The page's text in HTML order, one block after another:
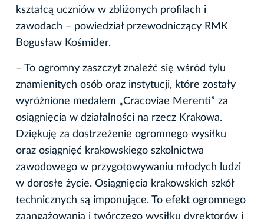
kształcą uczniów w zbliżonych profilach i
zawodach – powiedział przewodniczący RMK
Bogusław Kośmider.
– To ogromny zaszczyt znaleźć się wśród tylu
znamienitych osób oraz instytucji, które zostały
wyróżnione medalem „Cracoviae Merenti” za
osiągnięcia w działalności na rzecz Krakowa.
Dziękuję za dostrzeżenie ogromnego wysiłku
oraz osiągnięć krakowskiego szkolnictwa
zawodowego w przygotowywaniu młodych ludzi
w dorosłe życie. Osiągnięcia krakowskich szkół
technicznych są imponujące. To efekt ogromnego
zaangażowania i twórczego wysiłku dyrektorów i